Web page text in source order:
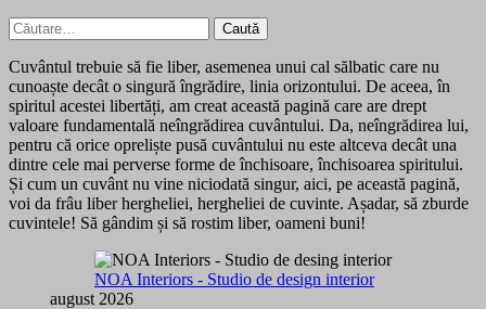
Caută
după:
Cuvântul trebuie să fie liber, asemenea unui cal sălbatic care nu
cunoaște decât o singură îngrădire, linia orizontului. De aceea, în
spiritul acestei libertăți, am creat această pagină care are drept
valoare fundamentală neîngrădirea cuvântului. Da, neîngrădirea lui,
pentru că orice opreliște pusă cuvântului nu este altceva decât una
dintre cele mai perverse forme de închisoare, închisoarea spiritului.
Și cum un cuvânt nu vine niciodată singur, aici, pe această pagină,
voi da frâu liber hergheliei, hergheliei de cuvinte. Așadar, să zburde
cuvintele! Să gândim și să rostim liber, oameni buni!
NOA Interiors - Studio de design interior
august 2026